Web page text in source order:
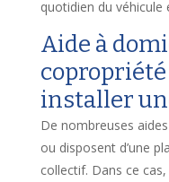
quotidien du véhicule
Aide à
installer
De nombreuses
ou disposent d’une
collectif. Dans ce